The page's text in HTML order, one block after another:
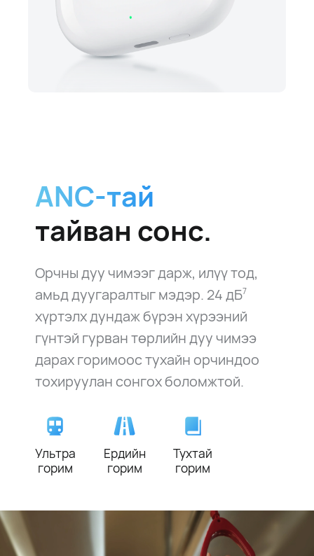
ANC-тай
тайван сонс.
Орчны дуу чимээг дарж, илүү тод,
амьд дуугаралтыг мэдэр. 24 дБ7
хүртэлх дундаж бүрэн хүрээний
гүнтэй гурван төрлийн дуу чимээ
дарах горимоос тухайн орчиндоо
тохируулан сонгох боломжтой.
Ультра
горим
Ердийн
горим
Тухтай
горим